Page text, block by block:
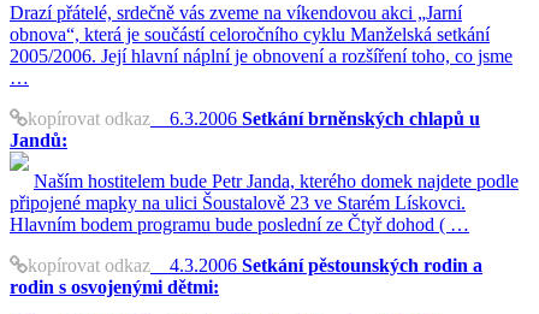
Drazí přátelé, srdečně vás zveme na víkendovou akci „Jarní
obnova“, která je součástí celoročního cyklu Manželská setkání
2005/2006. Její hlavní náplní je obnovení a rozšíření toho, co jsme
…
kopírovat odkaz 6.3.2006 Setkání brněnských chlapů u
Jandů:
Naším hostitelem bude Petr Janda, kterého domek najdete podle
připojené mapky na ulici Šoustalově 23 ve Starém Lískovci.
Hlavním bodem programu bude poslední ze Čtyř dohod ( …
kopírovat odkaz 4.3.2006 Setkání pěstounských rodin a
rodin s osvojenými dětmi: